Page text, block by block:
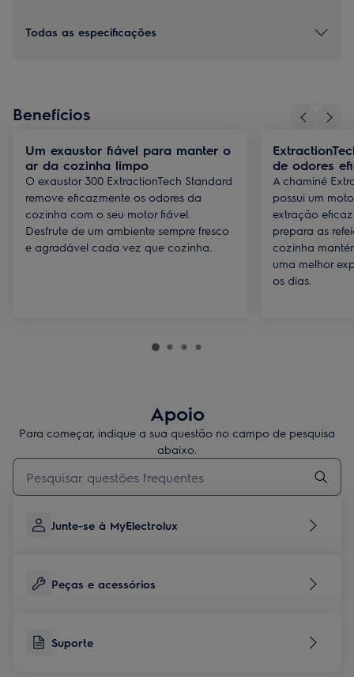
Todas as especificações
Benefícios
Um exaustor fiável para manter o
ar da cozinha limpo
O exaustor 300 ExtractionTech Standard
remove eficazmente os odores da
cozinha com o seu motor fiável.
Desfrute de um ambiente sempre fresco
e agradável cada vez que cozinha.
de odores
A chaminé
possui um
extração
prepara as
cozinha
uma melhor
os dias.
Apoio
Para começar, indique a sua questão no campo de pesquisa
abaixo.
Type to search for support articles
Junte-se à MyElectrolux
Peças e acessórios
Suporte